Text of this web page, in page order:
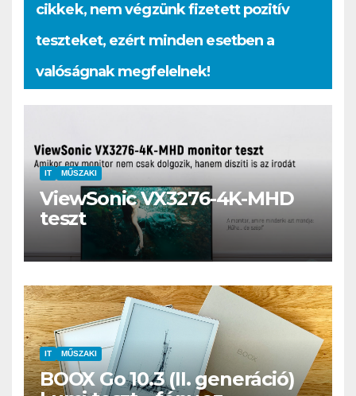
cikkek, nem végzünk fizetett pozitív
teszteket, ezért minden esetben a
valóságnak megfelelnek!
IT MŰSZAKI
ViewSonic VX3276-4K-MHD
teszt
IT MŰSZAKI
BOOX Go 10.3 (II. generáció)